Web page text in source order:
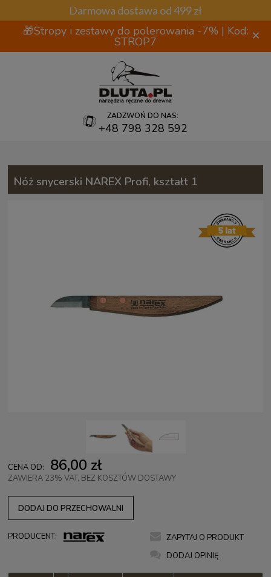
Darmowa dostawa od 499 zł
🎁Stropy i zestawy do polerowania -7% | Kod:
STROP7 ×
ZADZWOŃ DO NAS:
+48 798 328 592
Nóż snycerski NAREX Profi, kształt 1
CENA OD: 86,00 zł
ZAWIERA 23% VAT, BEZ KOSZTÓW DOSTAWY
DODAJ DO PRZECHOWALNI
PRODUCENT:
ZAPYTAJ O PRODUKT
DODAJ OPINIĘ